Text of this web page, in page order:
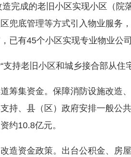
完成的老旧小区实现小区（院
兜底管理等方式引入物业服务
已有45个小区实现专业物业公
老旧小区和城乡接合部从住
集资金。保障消防设施改造、
持、县（区）政府安排一般公
约10.8亿元。
资金政策。出台公积金、房屋